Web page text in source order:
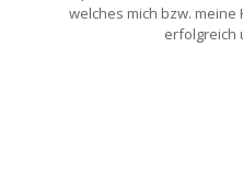
welches mich bzw. meine
erfolgreich